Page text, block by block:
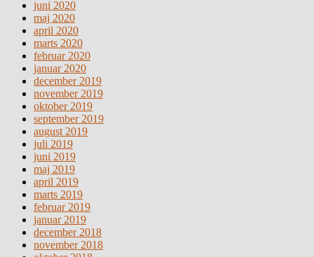
juni 2020
maj 2020
april 2020
marts 2020
februar 2020
januar 2020
december 2019
november 2019
oktober 2019
september 2019
august 2019
juli 2019
juni 2019
maj 2019
april 2019
marts 2019
februar 2019
januar 2019
december 2018
november 2018